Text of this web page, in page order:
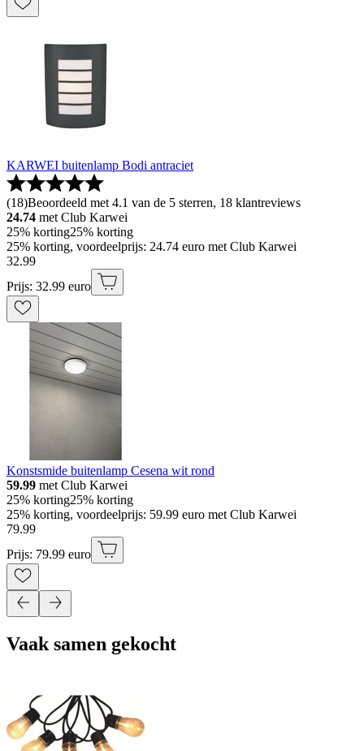
KARWEI buitenlamp Bodi antraciet
(18)Beoordeeld met 4.1 van de 5 sterren, 18 klantreviews
24.74 met Club Karwei
25% korting25% korting
25% korting, voordeelprijs: 24.74 euro met Club Karwei
32.99
Prijs: 32.99 euro
Konstsmide buitenlamp Cesena wit rond
59.99 met Club Karwei
25% korting25% korting
25% korting, voordeelprijs: 59.99 euro met Club Karwei
79.99
Prijs: 79.99 euro
Vaak samen gekocht